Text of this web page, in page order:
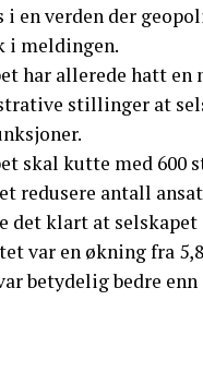
i en verden der
i meldingen.
har allerede hatt
stillinger at
skal kutte med 600
redusere antall
det klart at
var en økning fra
betydelig bedre